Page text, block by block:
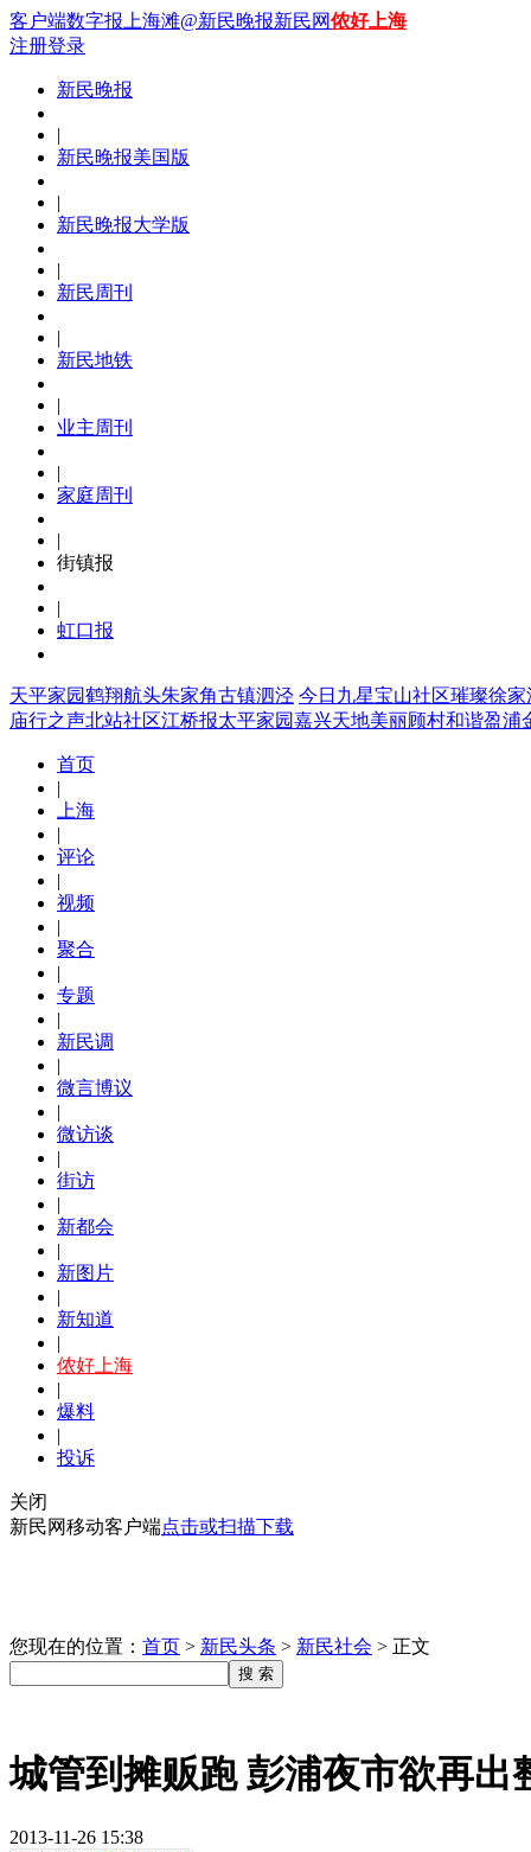
客户端数字报 上海滩@新民晚报新民网侬好上海
注册登录
新民晚报
|
新民晚报美国版
|
新民晚报大学版
|
新民周刊
|
新民地铁
|
业主周刊
|
家庭周刊
|
街镇报
|
虹口报
天平家园鹤翔航头朱家角古镇泗泾 今日九星宝山社区璀璨徐家
庙行之声北站社区江桥报太平家园嘉兴天地美丽顾村和谐盈浦
首页
|
上海
|
评论
|
视频
|
聚合
|
专题
|
新民调
|
微言博议
|
微访谈
|
街访
|
新都会
|
新图片
|
新知道
|
侬好上海
|
爆料
|
投诉
关闭
新民网移动客户端点击或扫描下载
您现在的位置： 首页 > 新民头条 > 新民社会 > 正文
城管到摊贩跑 彭浦夜市欲再出
2013-11-26 15:38